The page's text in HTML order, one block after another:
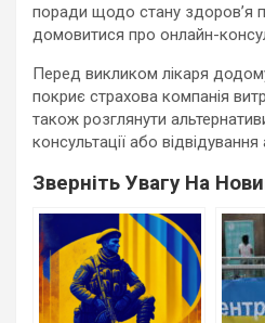
поради щодо стану здоров’я
домовитися про онлайн-
Перед викликом лікаря
покриє страхова компанія
також розглянути
консультації або відвідування
Зверніть Увагу На